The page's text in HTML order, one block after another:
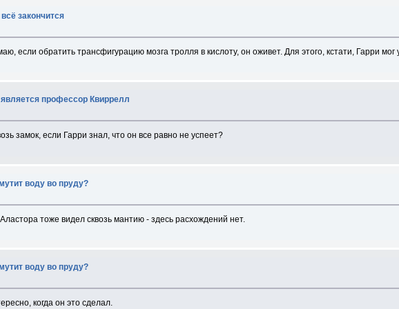
закончится
если обратить трансфигурацию мозга тролля в кислоту, он оживет. Для этого, кстати, Гарри мог
профессор Квиррелл
замок, если Гарри знал, что он все равно не успеет?
воду во пруду?
тоже видел сквозь мантию - здесь расхождений нет.
воду во пруду?
когда он это сделал.